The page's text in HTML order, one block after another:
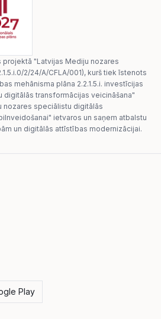
"Latvijas Mediju nozares
2/24/A/CFLA/001), kurš tiek īstenots
mehānisma plāna 2.2.1.5.i. investīcijas
digitālās transformācijas veicināšana"
nozares speciālistu digitālās
ietvaros un saņem atbalstu
un digitālās attīstības modernizācijai.
Play